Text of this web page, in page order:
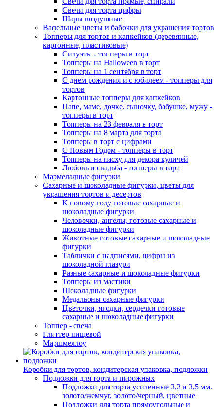
Свечи для торта цифры
Шары воздушные
Вафельные цветы и бабочки для украшения тортов
Топперы для тортов и капкейков (деревянные,
картонные, пластиковые)
Силуэты - топперы в торт
Топперы на Halloween в торт
Топперы на 1 сентября в торт
С днем рождения и с юбилеем - топперы для
тортов
Картонные топперы для капкейков
Папе, маме, дочке, сыночку, бабушке, мужу -
топперы в торт
Топперы на 23 февраля в торт
Топперы на 8 марта для торта
Топперы в торт с цифрами
С Новым Годом - топперы в торт
Топперы на пасху для декора куличей
Любовь и свадьба - топперы в торт
Мармеладные фигурки
Сахарные и шоколадные фигурки, цветы для
украшения тортов и десертов
К новому году готовые сахарные и
шоколадные фигурки
Человечки, ангелы, готовые сахарные и
шоколадные фигурки
Животные готовые сахарные и шоколадные
фигурки
Таблички с надписями, цифры из
шоколадной глазури
Разные сахарные и шоколадные фигурки
Топперы из мастики
Шоколадные фигурки
Медальоны сахарные фигурки
Цветочки, ягодки, сердечки готовые
сахарные и шоколадные фигурки
Топпер - свеча
Глиттер пищевой
Маршмеллоу
Коробки для тортов, кондитерская упаковка, подложки
Подложки для торта и пирожных
Подложки для торта усиленные 3,2 и 3,5 мм.
золото/жемчуг, золото/черный, цветные
Подложки для торта прямоугольные и